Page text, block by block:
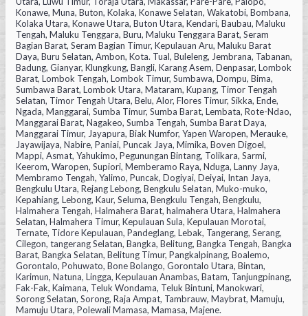
Konawe, Muna, Buton, Kolaka, Konawe Selatan, Wakatobi, Bombana,
Kolaka Utara, Konawe Utara, Buton Utara, Kendari, Baubau, Maluku
Tengah, Maluku Tenggara, Buru, Maluku Tenggara Barat, Seram
Bagian Barat, Seram Bagian Timur, Kepulauan Aru, Maluku Barat
Daya, Buru Selatan, Ambon, Kota. Tual, Buleleng, Jembrana, Tabanan,
Badung, Gianyar, Klungkung, Bangli, Karang Asem, Denpasar, Lombok
Barat, Lombok Tengah, Lombok Timur, Sumbawa, Dompu, Bima,
Sumbawa Barat, Lombok Utara, Mataram, Kupang, Timor Tengah
Selatan, Timor Tengah Utara, Belu, Alor, Flores Timur, Sikka, Ende,
Ngada, Manggarai, Sumba Timur, Sumba Barat, Lembata, Rote-Ndao,
Manggarai Barat, Nagakeo, Sumba Tengah, Sumba Barat Daya,
Manggarai Timur, Jayapura, Biak Numfor, Yapen Waropen, Merauke,
Jayawijaya, Nabire, Paniai, Puncak Jaya, Mimika, Boven Digoel,
Mappi, Asmat, Yahukimo, Pegunungan Bintang, Tolikara, Sarmi,
Keerom, Waropen, Supiori, Memberamo Raya, Nduga, Lanny Jaya,
Membramo Tengah, Yalimo, Puncak, Dogiyai, Deiyai, Intan Jaya,
Bengkulu Utara, Rejang Lebong, Bengkulu Selatan, Muko-muko,
Kepahiang, Lebong, Kaur, Seluma, Bengkulu Tengah, Bengkulu,
Halmahera Tengah, Halmahera Barat, halmahera Utara, Halmahera
Selatan, Halmahera Timur, Kepulauan Sula, Kepulauan Morotai,
Ternate, Tidore Kepulauan, Pandeglang, Lebak, Tangerang, Serang,
Cilegon, tangerang Selatan, Bangka, Belitung, Bangka Tengah, Bangka
Barat, Bangka Selatan, Belitung Timur, Pangkalpinang, Boalemo,
Gorontalo, Pohuwato, Bone Bolango, Gorontalo Utara, Bintan,
Karimun, Natuna, Lingga, Kepulauan Anambas, Batam, Tanjungpinang,
Fak-Fak, Kaimana, Teluk Wondama, Teluk Bintuni, Manokwari,
Sorong Selatan, Sorong, Raja Ampat, Tambrauw, Maybrat, Mamuju,
Mamuju Utara, Polewali Mamasa, Mamasa, Majene.